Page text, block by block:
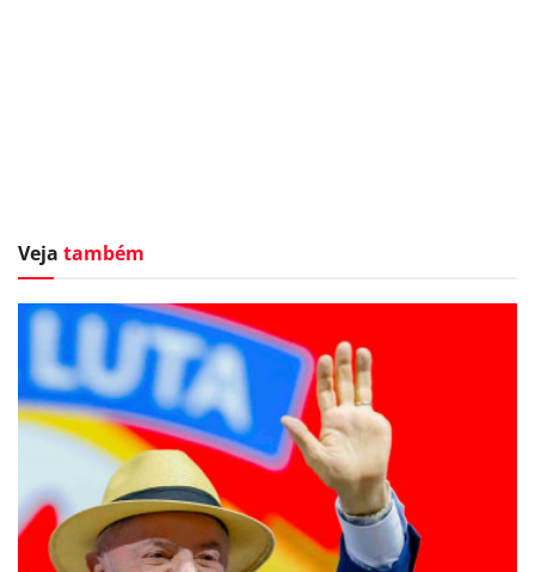
Veja também